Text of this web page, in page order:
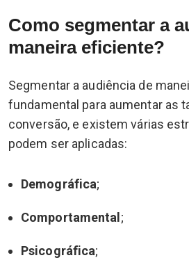
Como segmentar a
maneira eficiente?
Segmentar a audiência de
fundamental para aumentar as
conversão, e existem várias
podem ser aplicadas:
Demográfica;
Comportamental ;
Psicográfica;